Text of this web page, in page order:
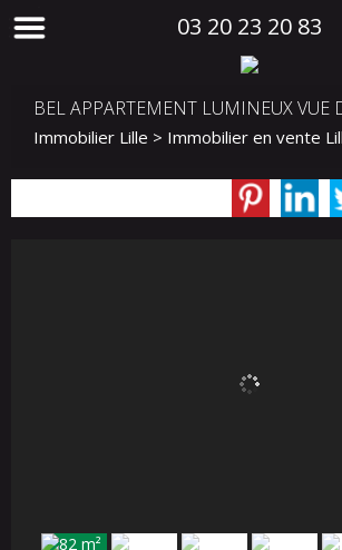
03 20 23 20 83
BEL APPARTEMENT LUMINEUX VUE
Immobilier Lille > Immobilier en vente